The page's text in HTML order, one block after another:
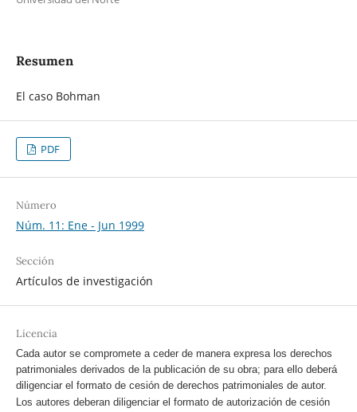
Resumen
El caso Bohman
PDF
Número
Núm. 11: Ene - Jun 1999
Sección
Artículos de investigación
Licencia
Cada autor se compromete a ceder de manera expresa los derechos
patrimoniales derivados de la publicación de su obra; para ello deberá
diligenciar el formato de cesión de derechos patrimoniales de autor.
Los autores deberan diligenciar el formato de autorización de cesión